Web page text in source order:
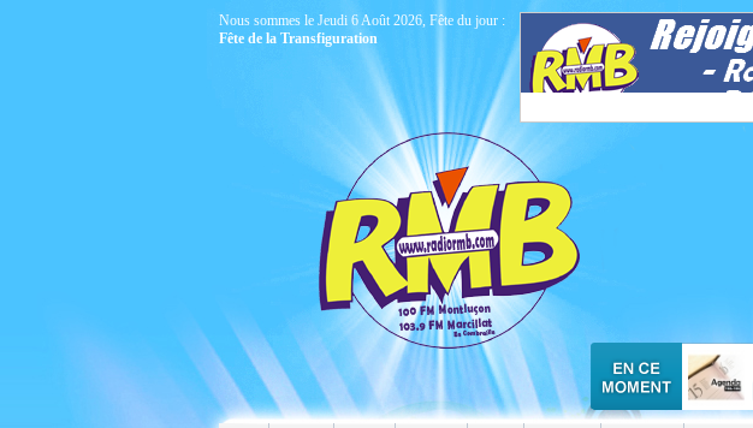
Nous sommes le Jeudi 6 Août 2026, Fête du jour :
Fête de la Transfiguration